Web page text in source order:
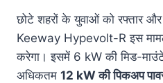
छोटे शहरों के युवाओं को रफ्तार
Keeway Hypevolt-R इस
करेगा। इसमें 6 kW की मिड-
अधिकतम 12 kW की पिकअप